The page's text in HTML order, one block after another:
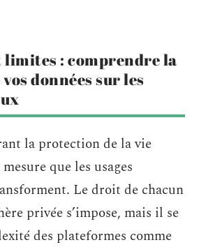
: comprendre la
données sur les
la protection de la vie
que les usages
Le droit de chacun
privée s’impose, mais il se
des plateformes comme